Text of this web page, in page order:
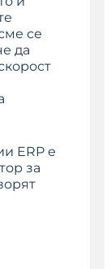
се
да
ERP е
за